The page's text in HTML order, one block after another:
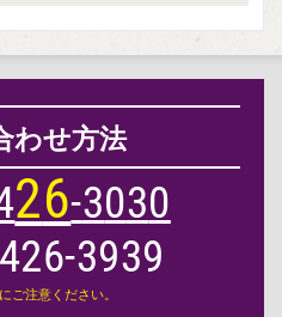
わせ方法
26-3030
3939
ご注意ください。